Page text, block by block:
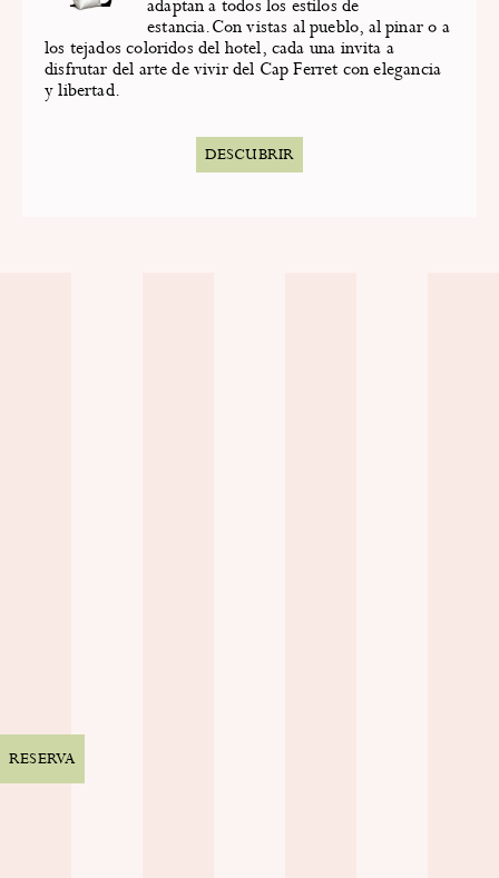
adaptan a todos los estilos de
estancia.Con vistas al pueblo, al pinar o a
los tejados coloridos del hotel, cada una invita a
disfrutar del arte de vivir del Cap Ferret con elegancia
y libertad.
DESCUBRIR
RESERVA